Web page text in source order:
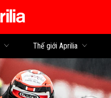
Thế giới Aprilia